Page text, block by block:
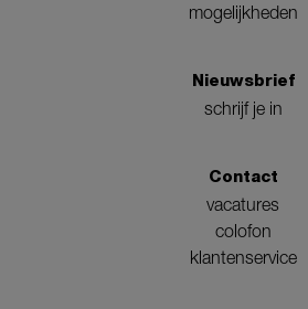
mogelijkheden
Nieuwsbrief
schrijf je in
Contact
vacatures
colofon
klantenservice